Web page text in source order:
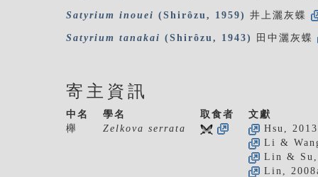
Satyrium inouei (Shirôzu, 1959) 井上灑灰蝶
Satyrium tanakai (Shirôzu, 1943) 田中灑灰蝶
寄主資訊
中名 學名 取食者 文獻
櫸 Zelkova serrata
Hsu,
Li &
Lin &
Lin,